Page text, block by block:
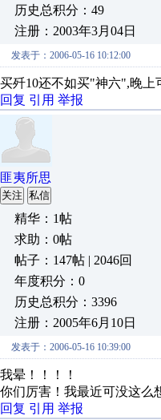
历史总积分：49
注册：2003年3月04日
发表于：2006-05-16 10:12:00
买歼10还不如买"神六",晚
回复 引用 举报
匪夷所思
关注 私信
精华：1帖
求助：0帖
帖子：147帖 | 2046回
年度积分：0
历史总积分：3396
注册：2005年6月10日
发表于：2006-05-16 10:39:00
我晕！！！！
你们厉害！我最近可没这么
回复 引用 举报